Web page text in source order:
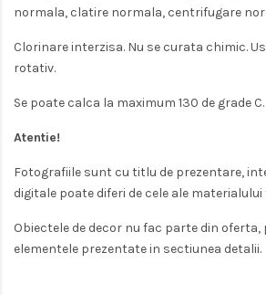
normala, clatire normala, centrifugare
Clorinare interzisa. Nu se curata chimic.
rotativ.
Se poate calca la maximum 130 de grade C.
Atentie!
Fotografiile sunt cu titlu de prezentare,
digitale poate diferi de cele ale materialului
Obiectele de decor nu fac parte din
elementele prezentate in sectiunea detalii.